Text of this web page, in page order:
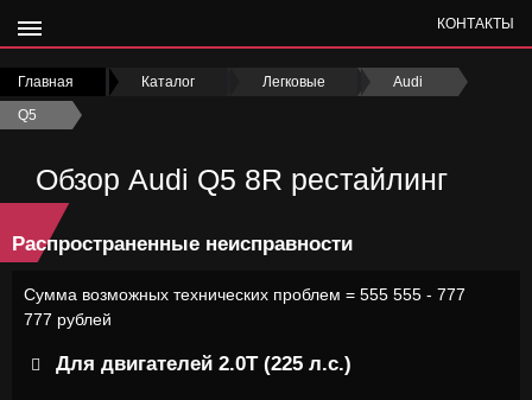
КОНТАКТЫ
Главная › Каталог Легковые › Audi
›
Q5
›
Обзор Audi Q5 8R рестайлинг
Распространенные неисправности
Сумма возможных технических проблем = 555 555 - 777
777 рублей
Для двигателей 2.0Т (225 л.с.)